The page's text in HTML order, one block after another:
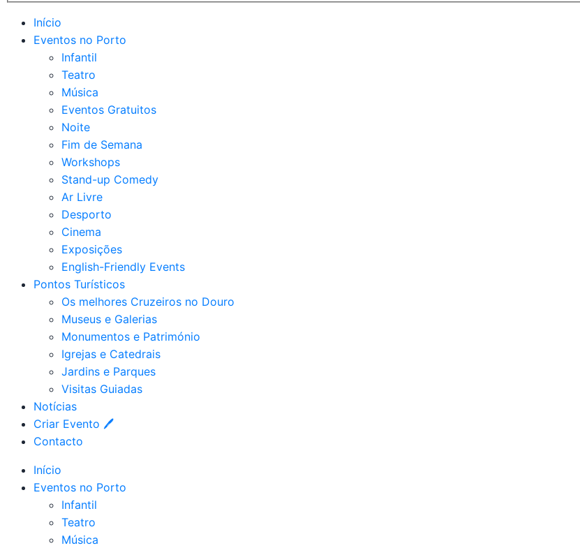
Início
Eventos no Porto
Infantil
Teatro
Música
Eventos Gratuitos
Noite
Fim de Semana
Workshops
Stand-up Comedy
Ar Livre
Desporto
Cinema
Exposições
English-Friendly Events
Pontos Turísticos
Os melhores Cruzeiros no Douro​
Museus e Galerias
Monumentos e Património
Igrejas e Catedrais
Jardins e Parques
Visitas Guiadas
Notícias
Criar Evento 🖊
Contacto
Início
Eventos no Porto
Infantil
Teatro
Música